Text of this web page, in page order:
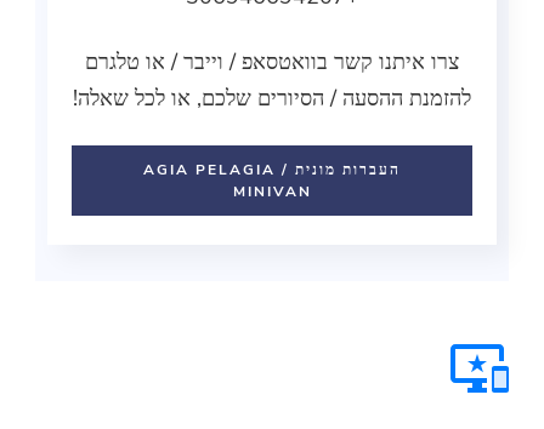
איתנו קשר בוואטסאפ / וייבר / או טלגרם
ההסעה / הסיורים שלכם, או לכל שאלה!
העברות מונית AGIA PELAGIA /